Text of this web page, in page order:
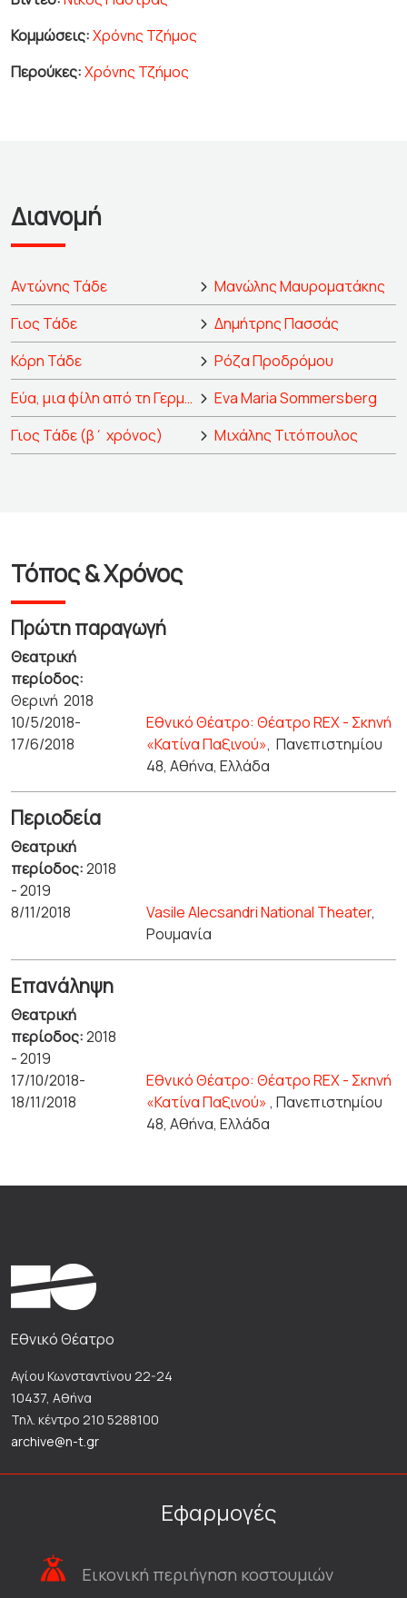
Κομμώσεις:Χρόνης Τζήμος
Περούκες:Χρόνης Τζήμος
Διανομή
Αντώνης Τάδε
Μανώλης Μαυροματάκης
Γιος Τάδε
Δημήτρης Πασσάς
Κόρη Τάδε
Ρόζα Προδρόμου
Εύα, μια φίλη από τη Γερμανία
Eva Maria Sommersberg
Γιος Τάδε (β΄ χρόνος)
Μιχάλης Τιτόπουλος
Τόπος & Χρόνος
Πρώτη παραγωγή
Θεατρική
περίοδος:
Θερινή 2018
10/5/2018-
17/6/2018
Εθνικό Θέατρο: Θέατρο REX - Σκηνή
«Κατίνα Παξινού»,Πανεπιστημίου
48, Αθήνα, Ελλάδα
Περιοδεία
Θεατρική
περίοδος:2018
- 2019
8/11/2018
Vasile Alecsandri National Theater,
Ρουμανία
Επανάληψη
Θεατρική
περίοδος:2018
- 2019
17/10/2018-
18/11/2018
Εθνικό Θέατρο: Θέατρο REX - Σκηνή
«Κατίνα Παξινού», Πανεπιστημίου
48, Αθήνα, Ελλάδα
Εθνικό Θέατρο
Αγίου Κωνσταντίνου 22-24
10437, Αθήνα
Τηλ. κέντρο 210 5288100
archive@n-t.gr
Εφαρμογές
Εικονική περιήγηση κοστουμιών